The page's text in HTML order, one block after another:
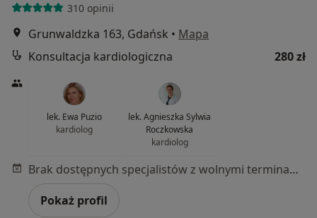
310 opinii
Grunwaldzka 163, Gdańsk • Mapa
Konsultacja kardiologiczna
280 zł
lek. Ewa Puzio
kardiolog
lek. Agnieszka Sylwia
Roczkowska
kardiolog
Brak dostępnych specjalistów z wolnymi terminami w tym centrum medycznym.
Pokaż profil